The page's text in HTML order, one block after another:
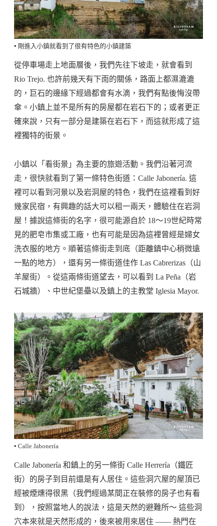
▪️ 剛進入小鎮就看到了很有特色的小鎮建築
從停車場走上地面層後，我們先往下坡走，就會看到
Rio Trejo. 也許前幾天有下雨的關係，路面上都濕漉漉
的，巨石的邊緣下經過都會有水滴，我們有點後悔沒帶
傘。小鎮上並不是所有的房屋都在岩石下的；或者更正
確來說，只有一部分是建築在岩石下，而這就形成了這
裡獨特的街景。
小鎮以「看街景」為主要的旅遊活動。我們沿著河流
走，很快就看到了第一條特色街道：Calle Jabonería. 這
裡可以看到河景以及岩洞屋的特色，我們在這裡看到好
幾家民宿，有興趣的話大可以租一兩天，體驗住在岩洞
屋！據說這條街的名字，很可能源自於 18～19世紀時常
見的肥皂市集或工廠，也有可能是因為這裡曾經是婦女
洗衣服的地方。順著這條街走到底（距離鎮中心稍微遠
一點的地方），還有另一條街道佳作 Las Cabrerizas（山
羊屋街）。從這兩條街道望去，可以看到 La Peña（岩
石城牆）、中世紀堡壘以及鎮上的主教堂 Iglesia Mayor.
▪️ Calle Jabonería
Calle Jabonería 和鎮上的另一條街 Calle Herrería（鐵匠
街）的房子到目前還是有人居住。這些洞穴屋的屋頂已
經被煙燻得很黑（我們經過某間正在裝修的房子也有看
到），按照當地人的說法，這是天然的避難所～ 這些洞
穴本來就是天然形成的，後來被用來居住 —— 熱門在